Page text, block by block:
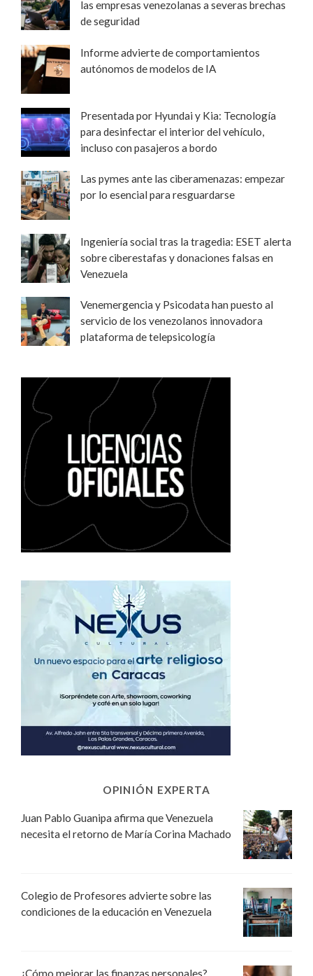
las empresas venezolanas a severas brechas
de seguridad
Informe advierte de comportamientos
autónomos de modelos de IA
Presentada por Hyundai y Kia: Tecnología
para desinfectar el interior del vehículo,
incluso con pasajeros a bordo
Las pymes ante las ciberamenazas: empezar
por lo esencial para resguardarse
Ingeniería social tras la tragedia: ESET alerta
sobre ciberestafas y donaciones falsas en
Venezuela
Venemergencia y Psicodata han puesto al
servicio de los venezolanos innovadora
plataforma de telepsicología
OPINIÓN EXPERTA
Juan Pablo Guanipa afirma que Venezuela
necesita el retorno de María Corina Machado
Colegio de Profesores advierte sobre las
condiciones de la educación en Venezuela
¿Cómo mejorar las finanzas personales?